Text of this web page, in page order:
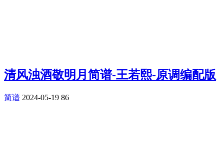
清风浊酒敬明月简谱-王若熙-原调编配版
简谱 2024-05-19 86